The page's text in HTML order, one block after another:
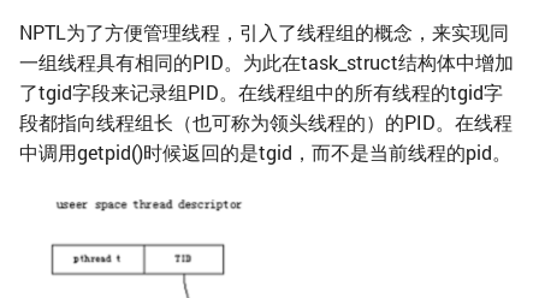
NPTL为了方便管理线程，引入了线程组的概念，来实现同
一组线程具有相同的PID。为此在task_struct结构体中增加
了tgid字段来记录组PID。在线程组中的所有线程的tgid字
段都指向线程组长（也可称为领头线程的）的PID。在线程
中调用getpid()时候返回的是tgid，而不是当前线程的pid。